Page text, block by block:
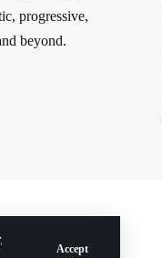
Accept
progressive,
beyond.